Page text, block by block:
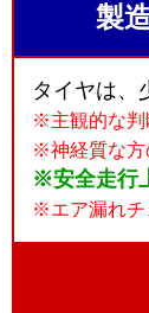
製
タイヤは、
※主観的な判
※神経質な方
※安全走行
※エア漏れチ